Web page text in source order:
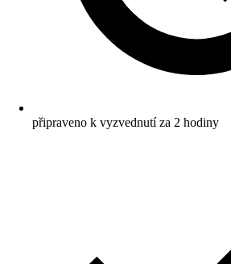
připraveno k vyzvednutí za 2 hodiny